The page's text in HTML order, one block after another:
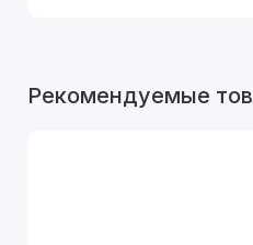
Рекомендуемые